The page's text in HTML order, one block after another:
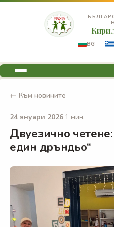
BG
← Към новините
24 януари 2026·1 мин.
Двуезично
един дръндьо“